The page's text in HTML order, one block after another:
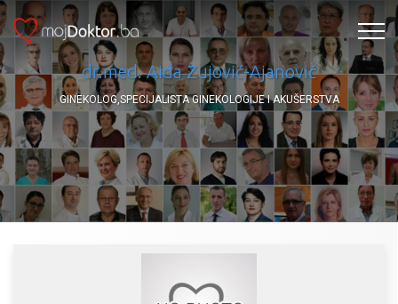
dr.med. Aida Zujović-Ajanović
GINEKOLOG,SPECIJALISTA GINEKOLOGIJE I AKUŠERSTVA